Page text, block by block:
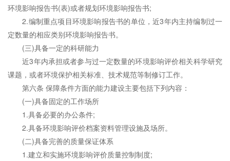
环境影响报告书(表)或者规划环境影响报告书;
2.编制重点项目环境影响报告书的单位，近3年内主持编制过一
定数量的相应类别环境影响报告书。
(三)具备一定的科研能力
近3年内承担或者参与过一定数量的环境影响评价相关科学研究
课题，或者环境保护相关标准、技术规范等制修订工作。
第六条 保障条件方面的能力建设主要包括下列内容：
(一)具备固定的工作场所
1.具备必要的办公条件;
2.具备环境影响评价档案资料管理设施及场所。
(二)具备完善的质量保证体系
1.建立和实施环境影响评价质量控制制度;